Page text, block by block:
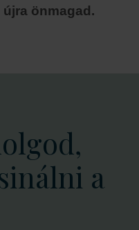
önmagad.
a